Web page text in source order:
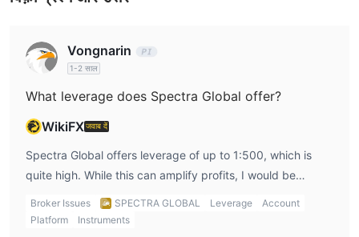
हालांकि, भेजने वाला, संवादाता और प्राप्ति बैंक अपनी शुल्क संरचना के अनुसार शुल्क ले
Vongnarin
1-2 साल
What leverage does Spectra Global offer?
WikiFXजवाब दें
Spectra Global offers leverage of up to 1:500, which is
quite high. While this can amplify profits, I would be
cautious with such high leverage, as it can also lead to
significant losses. Personally, I prefer to use moderate
Broker Issues SPECTRA GLOBAL Leverage
Account
Platform
Instruments